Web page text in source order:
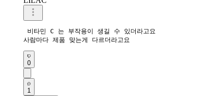
비타민 C 는 부작용이 생길 수 있더라고요
사람마다 제품 맞는게 다르더라고요
0
1